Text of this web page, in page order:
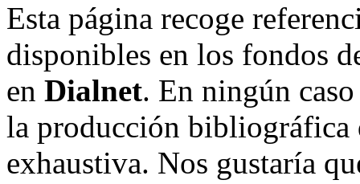
Esta página recoge
disponibles en los fondos
en Dialnet. En ningún
la producción bibliográfica
exhaustiva. Nos gustaría